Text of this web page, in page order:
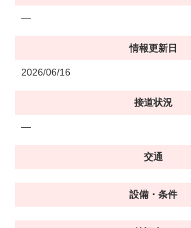
―
情報更新日
2026/06/16
接道状況
―
交通
設備・条件